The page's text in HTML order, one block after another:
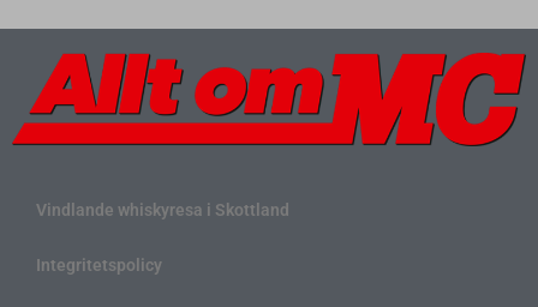
Vindlande whiskyresa i Skottland
Integritetspolicy